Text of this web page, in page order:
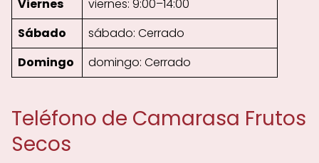
Viernes
viernes: 9:00–14:00
Sábado
sábado: Cerrado
Domingo
domingo: Cerrado
Teléfono de Camarasa Frutos
Secos